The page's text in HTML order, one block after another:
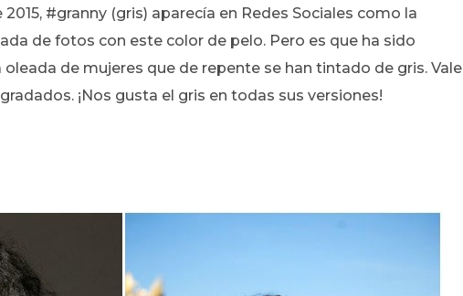
#granny (gris) aparecía en Redes Sociales como la
de fotos con este color de pelo. Pero es que ha sido
oleada de mujeres que de repente se han tintado de gris. Vale
¡Nos gusta el gris en todas sus versiones!